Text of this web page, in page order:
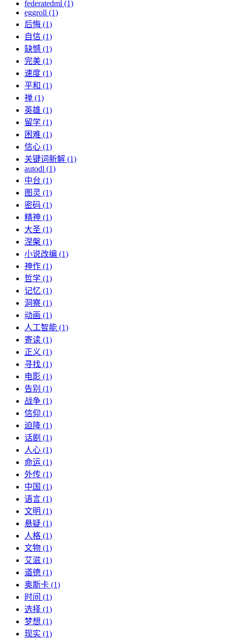
federatedml (1)
eggroll (1)
后悔 (1)
自信 (1)
缺憾 (1)
完美 (1)
速度 (1)
平和 (1)
禅 (1)
英雄 (1)
留学 (1)
困难 (1)
信心 (1)
关键词新解 (1)
autodl (1)
中台 (1)
图灵 (1)
密码 (1)
精神 (1)
大圣 (1)
涅槃 (1)
小说改编 (1)
神作 (1)
哲学 (1)
记忆 (1)
洞察 (1)
动画 (1)
人工智能 (1)
寄读 (1)
正义 (1)
寻找 (1)
电影 (1)
告别 (1)
战争 (1)
信仰 (1)
迫降 (1)
话剧 (1)
人心 (1)
命运 (1)
外传 (1)
中国 (1)
语言 (1)
文明 (1)
悬疑 (1)
人格 (1)
文物 (1)
艾滋 (1)
道德 (1)
奥斯卡 (1)
时间 (1)
选择 (1)
梦想 (1)
现实 (1)